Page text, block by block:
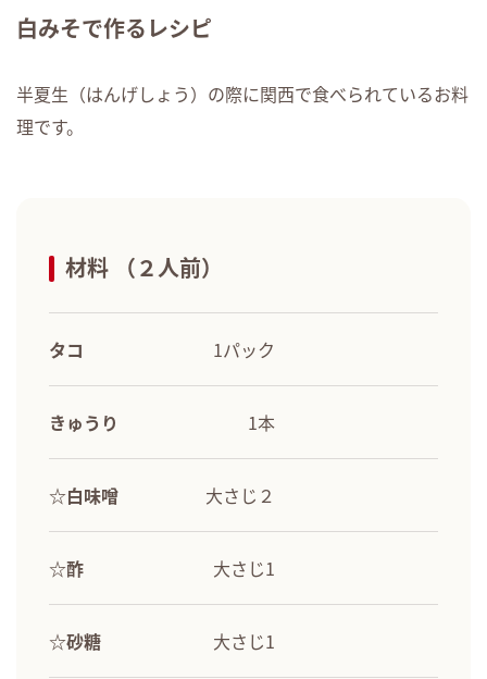
白みそで作るレシピ
半夏生（はんげしょう）の際に関西で食べられているお料
理です。
材料 （２人前）
タコ 1パック
きゅうり 1本
☆白味噌 大さじ２
☆酢 大さじ1
☆砂糖 大さじ1